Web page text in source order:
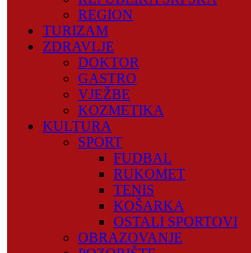
REGION
TURIZAM
ZDRAVLJE
DOKTOR
GASTRO
VJEŽBE
KOZMETIKA
KULTURA
SPORT
FUDBAL
RUKOMET
TENIS
KOŠARKA
OSTALI SPORTOVI
OBRAZOVANJE